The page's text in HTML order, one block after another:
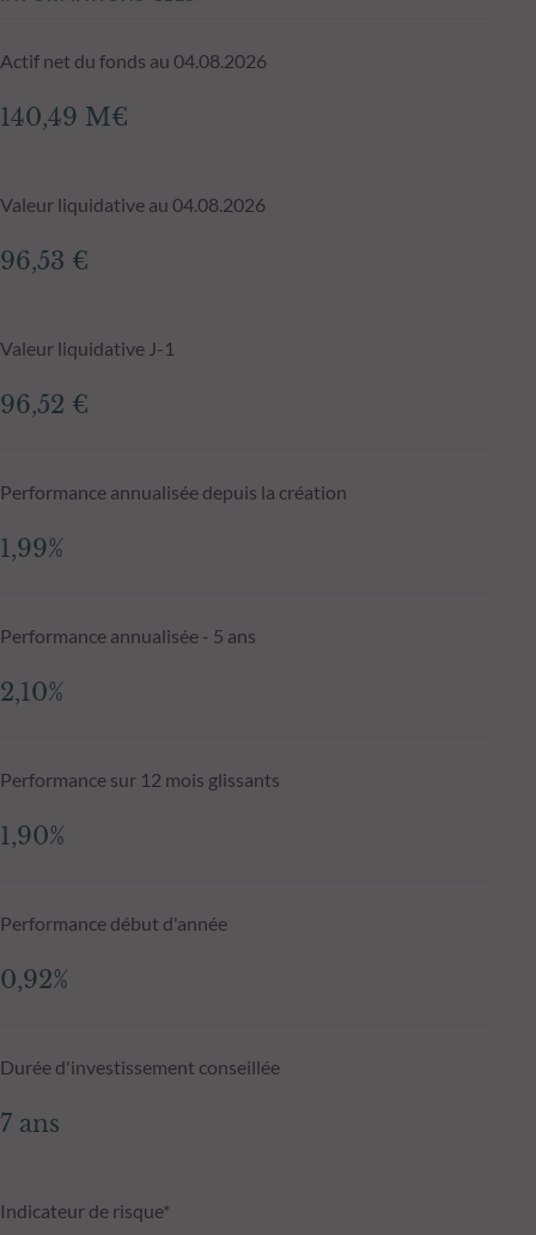
Actif net du fonds au 04.08.2026
140,49 M€
Valeur liquidative au 04.08.2026
96,53 €
Valeur liquidative J-1
96,52 €
Performance annualisée depuis la création
1,99%
Performance annualisée - 5 ans
2,10%
Performance sur 12 mois glissants
1,90%
Performance début d'année
0,92%
Durée d'investissement conseillée
7 ans
Indicateur de risque*